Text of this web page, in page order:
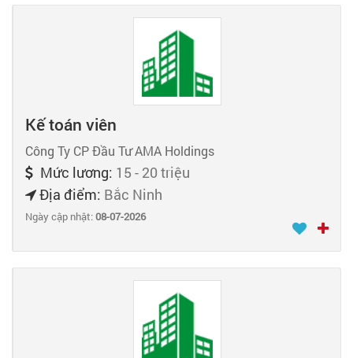
Kế toán viên
Công Ty CP Đầu Tư AMA Holdings
Mức lương: 15 - 20 triệu
Địa điểm: Bắc Ninh
Ngày cập nhật:08-07-2026